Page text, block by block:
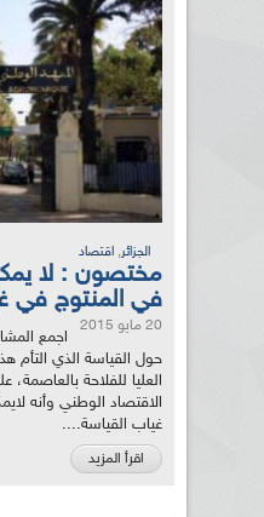
الجزائر, اقتصاد
مختصون : لا
في المنتوج في
20 مايو 2015
اجمع
حول القياسة الذي التأم
العليا للفلاحة
الاقتصاد الوطني وأنه
غياب القياسة....
اقرأ المزيد